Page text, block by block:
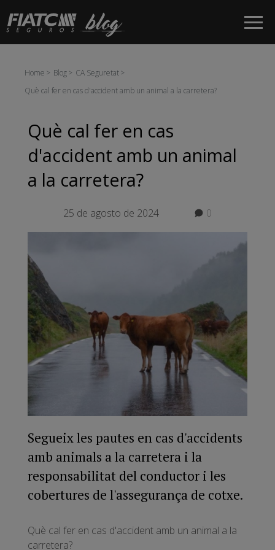
Salta al contingut principal
Home Blog
CA Seguretat
Què cal fer en cas d'accident amb un animal a la carretera?
Què cal fer en cas
d'accident amb un animal
a la carretera?
25 de agosto de 2024 0
Segueix les pautes en cas d'accidents
amb animals a la carretera i la
responsabilitat del conductor i les
cobertures de l'assegurança de cotxe.
Què cal fer en cas d'accident amb un animal a la
carretera?